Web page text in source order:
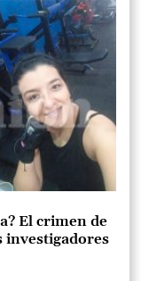
El crimen de
investigadores